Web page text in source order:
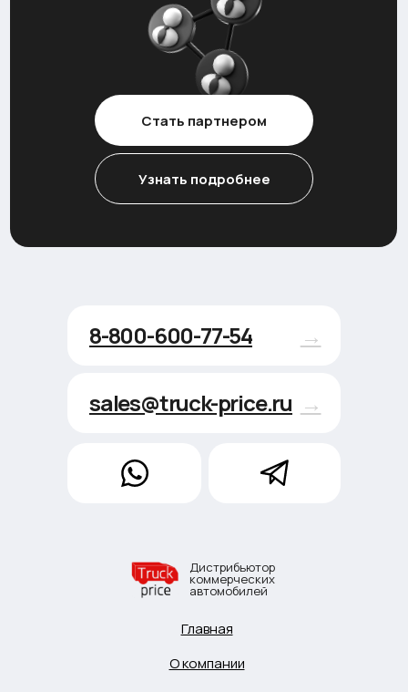
Стать партнером
Узнать подробнее
Главная
Дистрибьютор
коммерческих
автомобилей
О компании
8-800-600-77-54 →
sales@truck-price.ru →